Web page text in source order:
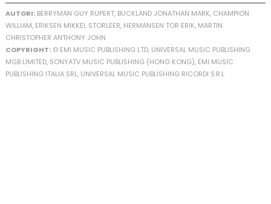
AUTORI:BERRYMAN GUY RUPERT, BUCKLAND JONATHAN MARK, CHAMPION
WILLIAM, ERIKSEN MIKKEL STORLEER, HERMANSEN TOR ERIK, MARTIN
CHRISTOPHER ANTHONY JOHN
COPYRIGHT:© EMI MUSIC PUBLISHING LTD, UNIVERSAL MUSIC PUBLISHING
MGB LIMITED, SONYATV MUSIC PUBLISHING (HONG KONG), EMI MUSIC
PUBLISHING ITALIA SRL, UNIVERSAL MUSIC PUBLISHING RICORDI S.R.L